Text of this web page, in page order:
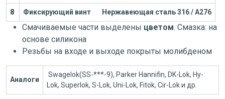
8 Фиксирующий винт Нержавеющая сталь 316 / А276
Смачиваемые части выделены цветом. Смазка: на
основе силикона
Резьбы на входе и выходе покрыты молибденом
Аналоги
Swagelok(SS-***-9), Parker Hannifin, DK-Lok, Hy-
Lok, Superlok, S-Lok, Uni-Lok, Fitok, Cir-Lok и др.